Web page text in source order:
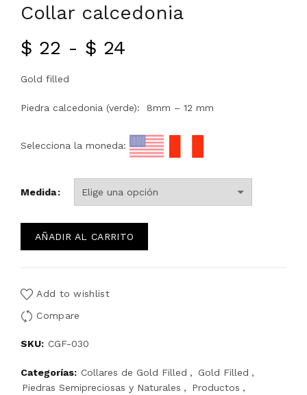
Collar calcedonia
$ 22 - $ 24
precios:
desde
hasta
$ 24
Gold filled
Piedra calcedonia (verde): 8mm – 12 mm
Selecciona la moneda:
Medida
AÑADIR AL CARRITO
Add to wishlist
Compare
SKU: CGF-030
Categorías: Collares de Gold Filled , Gold Filled ,
Piedras Semipreciosas y Naturales , Productos ,